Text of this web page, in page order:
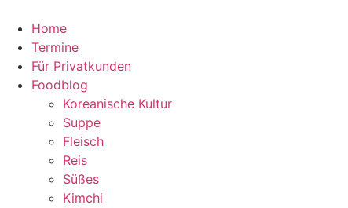
Inhalt
wechseln
Home
Termine
Für Privatkunden
Foodblog
Koreanische Kultur
Suppe
Fleisch
Reis
Süßes
Kimchi